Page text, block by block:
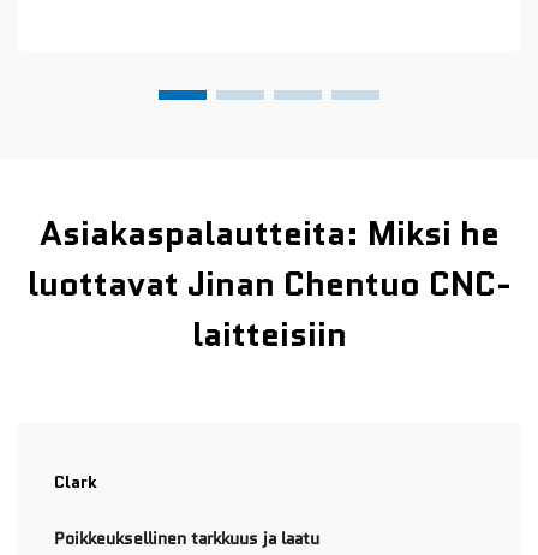
Asiakaspalautteita: Miksi he
luottavat Jinan Chentuo CNC-
laitteisiin
Clark
Poikkeuksellinen tarkkuus ja laatu